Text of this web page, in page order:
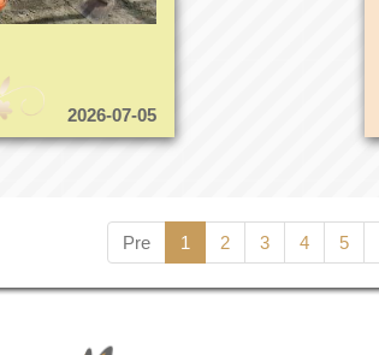
2026-07-05
Pre 1 2 3 4 5